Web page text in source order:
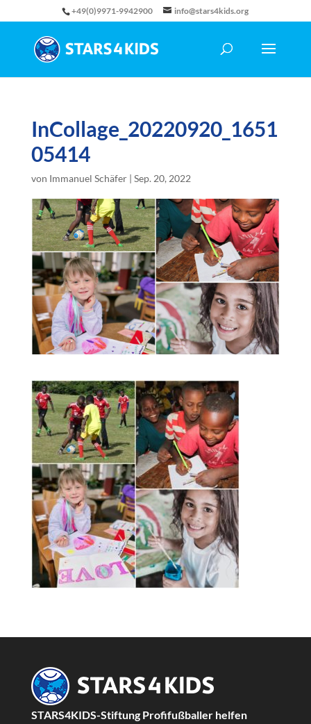
+49(0)9971-9942900 info@stars4kids.org
InCollage_20220920_1651
05414
von Immanuel Schäfer| Sep. 20, 2022
STARS4KIDS-Stiftung Profifußballer helfen